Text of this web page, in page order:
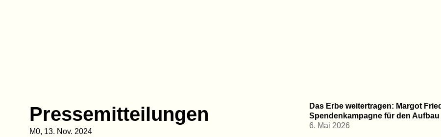
Pressemitteilungen
M0, 13. Nov. 2024
Das Erbe weitertragen: Margot
Spendenkampagne für den
6. Mai 2026